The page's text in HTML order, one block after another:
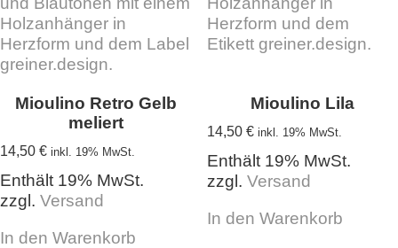
Mioulino Retro Gelb
meliert
14,50 € inkl. 19% MwSt.
Enthält 19% MwSt.
zzgl. Versand
In den Warenkorb
Mioulino Lila
14,50 € inkl. 19% MwSt.
Enthält 19% MwSt.
zzgl. Versand
In den Warenkorb